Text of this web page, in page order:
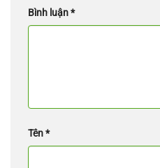
Bình luận*
Tên*